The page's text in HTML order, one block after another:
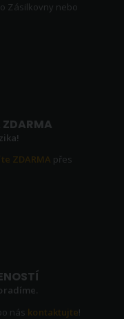
Zásilkovny nebo
ZDARMA
ZDARMA přes
nás kontaktujte!